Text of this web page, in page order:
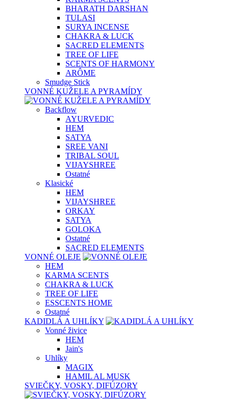
BHARATH DARSHAN
TULASI
SURYA INCENSE
CHAKRA & LUCK
SACRED ELEMENTS
TREE OF LIFE
SCENTS OF HARMONY
ARÔME
Smudge Stick
VONNÉ KUŽELE A PYRAMÍDY
Backflow
AYURVEDIC
HEM
SATYA
SREE VANI
TRIBAL SOUL
VIJAYSHREE
Ostatné
Klasické
HEM
VIJAYSHREE
ORKAY
SATYA
GOLOKA
Ostatné
SACRED ELEMENTS
VONNÉ OLEJE
HEM
KARMA SCENTS
CHAKRA & LUCK
TREE OF LIFE
ESSCENTS HOME
Ostatné
KADIDLÁ A UHLÍKY
Vonné živice
HEM
Jain's
Uhlíky
MAGIX
HAMIL AL MUSK
SVIEČKY, VOSKY, DIFÚZORY